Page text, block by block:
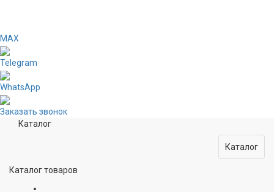
MAX
Telegram
WhatsApp
Заказать звонок
Каталог
Каталог
Каталог товаров